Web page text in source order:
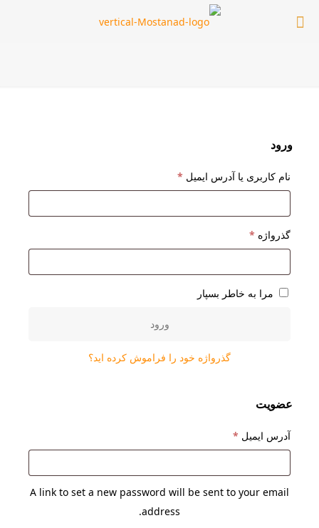
ورود
نام کاربری یا آدرس ایمیل *الزامی
گذرواژه *الزامی
مرا به خاطر بسپار
ورود
گذرواژه خود را فراموش کرده اید؟
عضویت
آدرس ایمیل *الزامی
A link to set a new password will be sent to your email
address.